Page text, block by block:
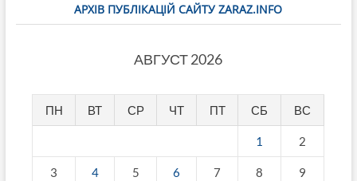
АРХІВ ПУБЛІКАЦІЙ САЙТУ ZARAZ.INFO
АВГУСТ 2026
ПН ВТ СР ЧТ ПТ СБ ВС
1 2
3 4 5 6 7 8 9